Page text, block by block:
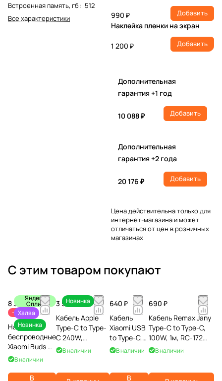
Встроенная память, гб: 512
Все характеристики
990 ₽
Добавить
Наклейка пленки на экран
1 200 ₽ Добавить
Дополнительная
гарантия +1 год
10 088 ₽ Добавить
Дополнительная
гарантия +2 года
20 176 ₽ Добавить
Цена действительна только для
интернет-магазина и может
отличаться от цен в розничных
магазинах
С этим товаром покупают
Яндекс
Сплит
Халва
Новинка
8 390 ₽10 190 ₽
-18%
Наушники
беспроводные
Xiaomi Buds 6,
фиолетовые
В наличии
В
Новинка
3 590 ₽
Кабель Apple
Type-C to Type-
C 240W,
плетеный, 2м,
В наличии
640 ₽
Кабель
Xiaomi USB
to Type-C,
3A, 1м,
В наличии
В
690 ₽
Кабель Remax Jany
Type-C to Type-C,
100W, 1м, RC-172
нейлон, серебро
В наличии